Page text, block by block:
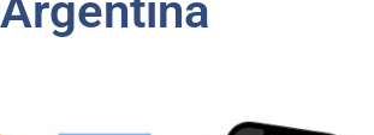
Argentina